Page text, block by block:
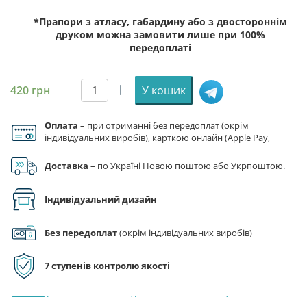
*Прапори з атласу, габардину або з двостороннім
друком можна замовити лише при 100%
передоплаті
420 грн
Прапор
кількість
У кошик
Оплата – при отриманні без передоплат (окрім
індивідуальних виробів), карткою онлайн (Apple Pay,
Доставка – по Україні Новою поштою або Укрпоштою.
Індивідуальний дизайн
Без передоплат(окрім індивідуальних виробів)
7 ступенів контролю якості